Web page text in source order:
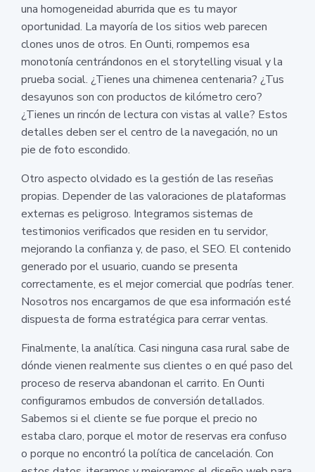
una homogeneidad aburrida que es tu mayor
oportunidad. La mayoría de los sitios web parecen
clones unos de otros. En Ounti, rompemos esa
monotonía centrándonos en el storytelling visual y la
prueba social. ¿Tienes una chimenea centenaria? ¿Tus
desayunos son con productos de kilómetro cero?
¿Tienes un rincón de lectura con vistas al valle? Estos
detalles deben ser el centro de la navegación, no un
pie de foto escondido.
Otro aspecto olvidado es la gestión de las reseñas
propias. Depender de las valoraciones de plataformas
externas es peligroso. Integramos sistemas de
testimonios verificados que residen en tu servidor,
mejorando la confianza y, de paso, el SEO. El contenido
generado por el usuario, cuando se presenta
correctamente, es el mejor comercial que podrías tener.
Nosotros nos encargamos de que esa información esté
dispuesta de forma estratégica para cerrar ventas.
Finalmente, la analítica. Casi ninguna casa rural sabe de
dónde vienen realmente sus clientes o en qué paso del
proceso de reserva abandonan el carrito. En Ounti
configuramos embudos de conversión detallados.
Sabemos si el cliente se fue porque el precio no
estaba claro, porque el motor de reservas era confuso
o porque no encontró la política de cancelación. Con